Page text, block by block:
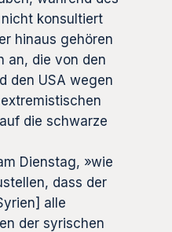
konsultiert
hinaus gehören
an, die von den
den USA wegen
die schwarze
Dienstag, »wie
dass der
alle
der syrischen